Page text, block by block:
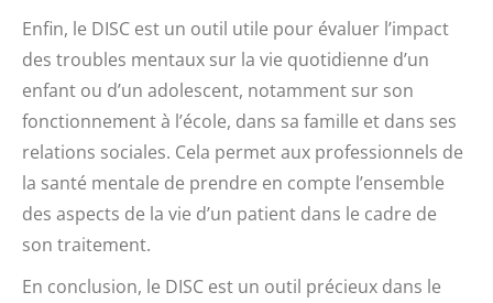
Enfin, le DISC est un outil utile pour évaluer l’impact
des troubles mentaux sur la vie quotidienne d’un
enfant ou d’un adolescent, notamment sur son
fonctionnement à l’école, dans sa famille et dans ses
relations sociales. Cela permet aux professionnels de
la santé mentale de prendre en compte l’ensemble
des aspects de la vie d’un patient dans le cadre de
son traitement.
En conclusion, le DISC est un outil précieux dans le